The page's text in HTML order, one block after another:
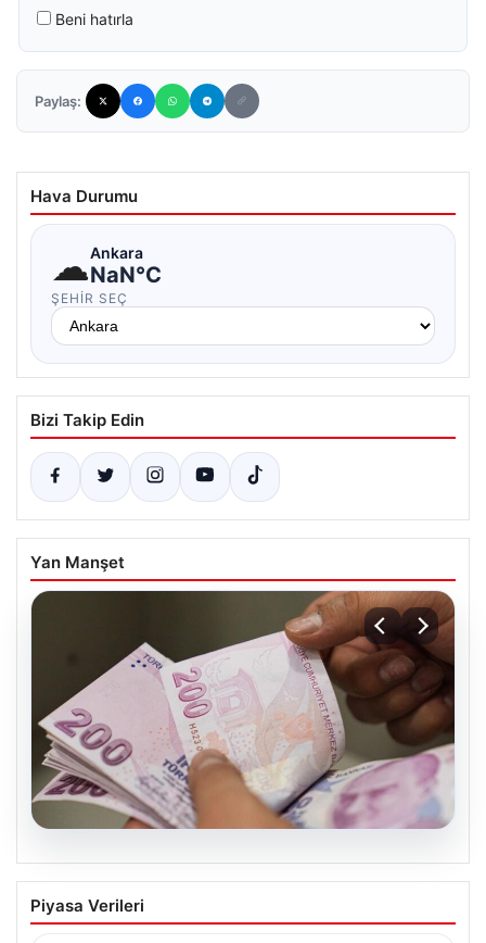
Beni hatırla
Paylaş:
Hava Durumu
☁Ankara
NaN°C
ŞEHIR SEÇ
Bizi Takip Edin
Yan Manşet
05.08.2026
Bayram ikramiyeleri ne zaman yatacak?
2026 Kurban Bayramı emekli ikramiye
Piyasa Verileri